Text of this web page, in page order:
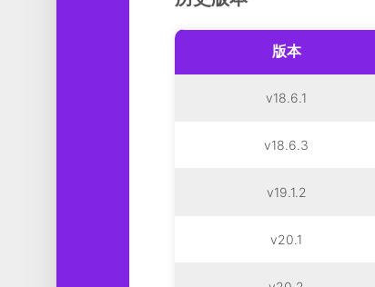
版本
v18.6.1
v18.6.3
v19.1.2
v20.1